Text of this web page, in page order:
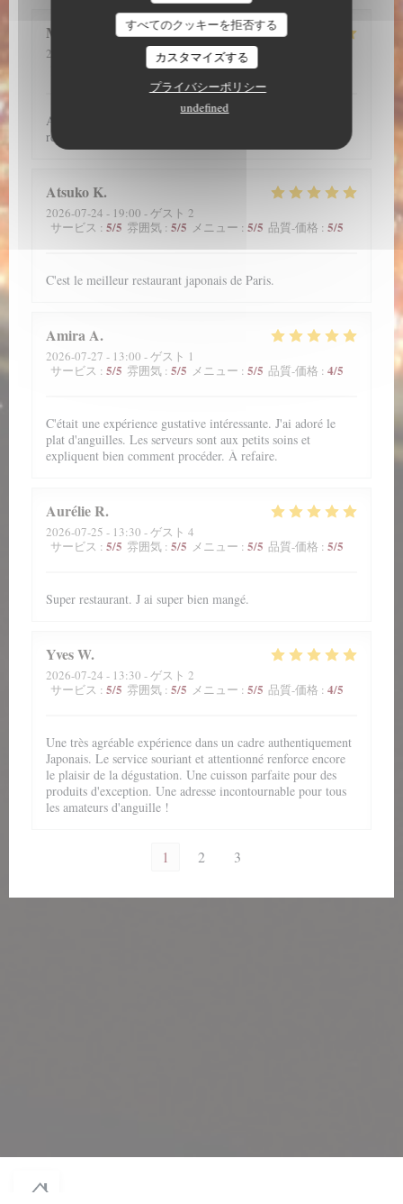
すべてのクッキーを拒否する
カスタマイズする
プライバシーポリシー
undefined
Megane
2026-07-28
- 19:30 - ゲスト 2
雰囲気:5/5 メニュー:5/5
Accueil souriant. Service parfait. Plats excellents. Je
recommande vivement.
Atsuko K
2026-07-24 - 19:00 - ゲスト 2
サービス : 5/5 雰囲気 : 5/5 メニュー : 5/5 品質-価格 : 5/5
C'est le meilleur restaurant japonais de Paris.
AmiraA
2026-07-27 - 13:00 - ゲスト 1
サービス : 5/5 雰囲気 : 5/5 メニュー : 5/5 品質-価格 : 4/5
C'était une expérience gustative intéressante. J'ai adoré le
plat d'anguilles. Les serveurs sont aux petits soins et
expliquent bien comment procéder. À refaire.
AurélieR
2026-07-25 - 13:30 - ゲスト 4
サービス : 5/5 雰囲気 : 5/5 メニュー : 5/5 品質-価格 : 5/5
Super restaurant. J ai super bien mangé.
YvesW
2026-07-24 - 13:30 - ゲスト 2
サービス : 5/5 雰囲気 : 5/5 メニュー : 5/5 品質-価格 : 4/5
Une très agréable expérience dans un cadre authentiquement
Japonais. Le service souriant et attentionné renforce encore
le plaisir de la dégustation. Une cuisson parfaite pour des
produits d'exception. Une adresse incontournable pour tous
les amateurs d'anguille !
1 2 3